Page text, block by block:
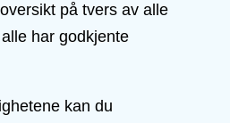
på tvers av alle
har godkjente
kan du